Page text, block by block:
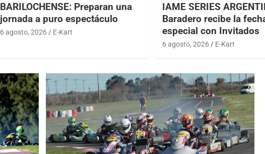
BARILOCHENSE: Preparan una
jornada a puro espectáculo
6 agosto, 2026 E-Kart
IAME SERIES
Baradero recibe la
especial con Invitados
6 agosto, 2026 E-Kart